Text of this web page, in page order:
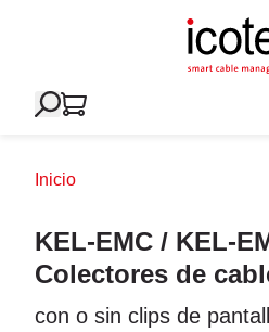
Inicio
KEL-EMC / KEL-
Colectores de
con o sin clips de